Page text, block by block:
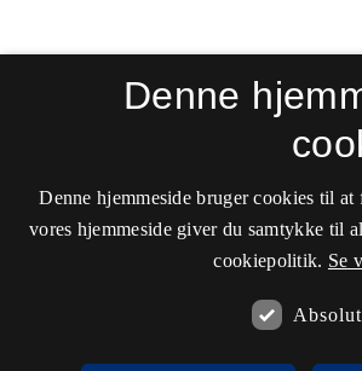
Denne
Denne hjemmeside bruger cookies til
vores hjemmeside giver du samtykke til
cookiepolitik. Se